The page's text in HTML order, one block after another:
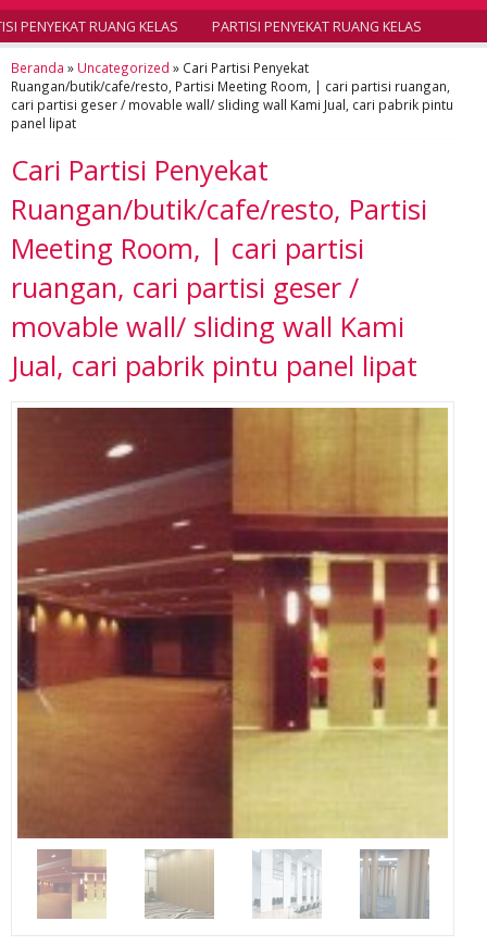
PENYEKAT RUANG KELAS PARTISI PENYEKAT RUANG KELAS
Beranda » Uncategorized » Cari Partisi Penyekat
Ruangan/butik/cafe/resto, Partisi Meeting Room, | cari partisi ruangan,
cari partisi geser / movable wall/ sliding wall Kami Jual, cari pabrik pintu
panel lipat
Cari Partisi Penyekat
Ruangan/butik/cafe/resto, Partisi
Meeting Room, | cari partisi
ruangan, cari partisi geser /
movable wall/ sliding wall Kami
Jual, cari pabrik pintu panel lipat